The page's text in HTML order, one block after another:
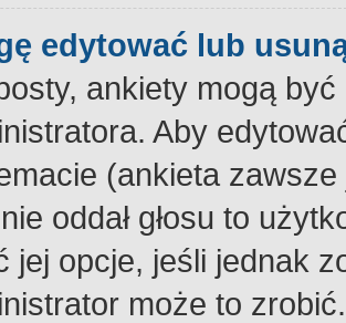
edytować lub
ankiety mogą
Aby
(ankieta
oddał głosu to
jej opcje, jeśli jednak
może to